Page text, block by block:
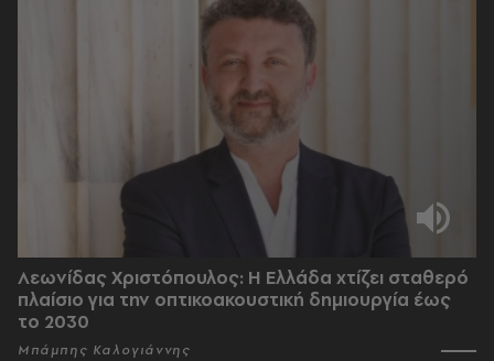
Λεωνίδας Χριστόπουλος: Η Ελλάδα χτίζει σταθερό
πλαίσιο για την οπτικοακουστική δημιουργία έως
το 2030
Μπάμπης Καλογιάννης